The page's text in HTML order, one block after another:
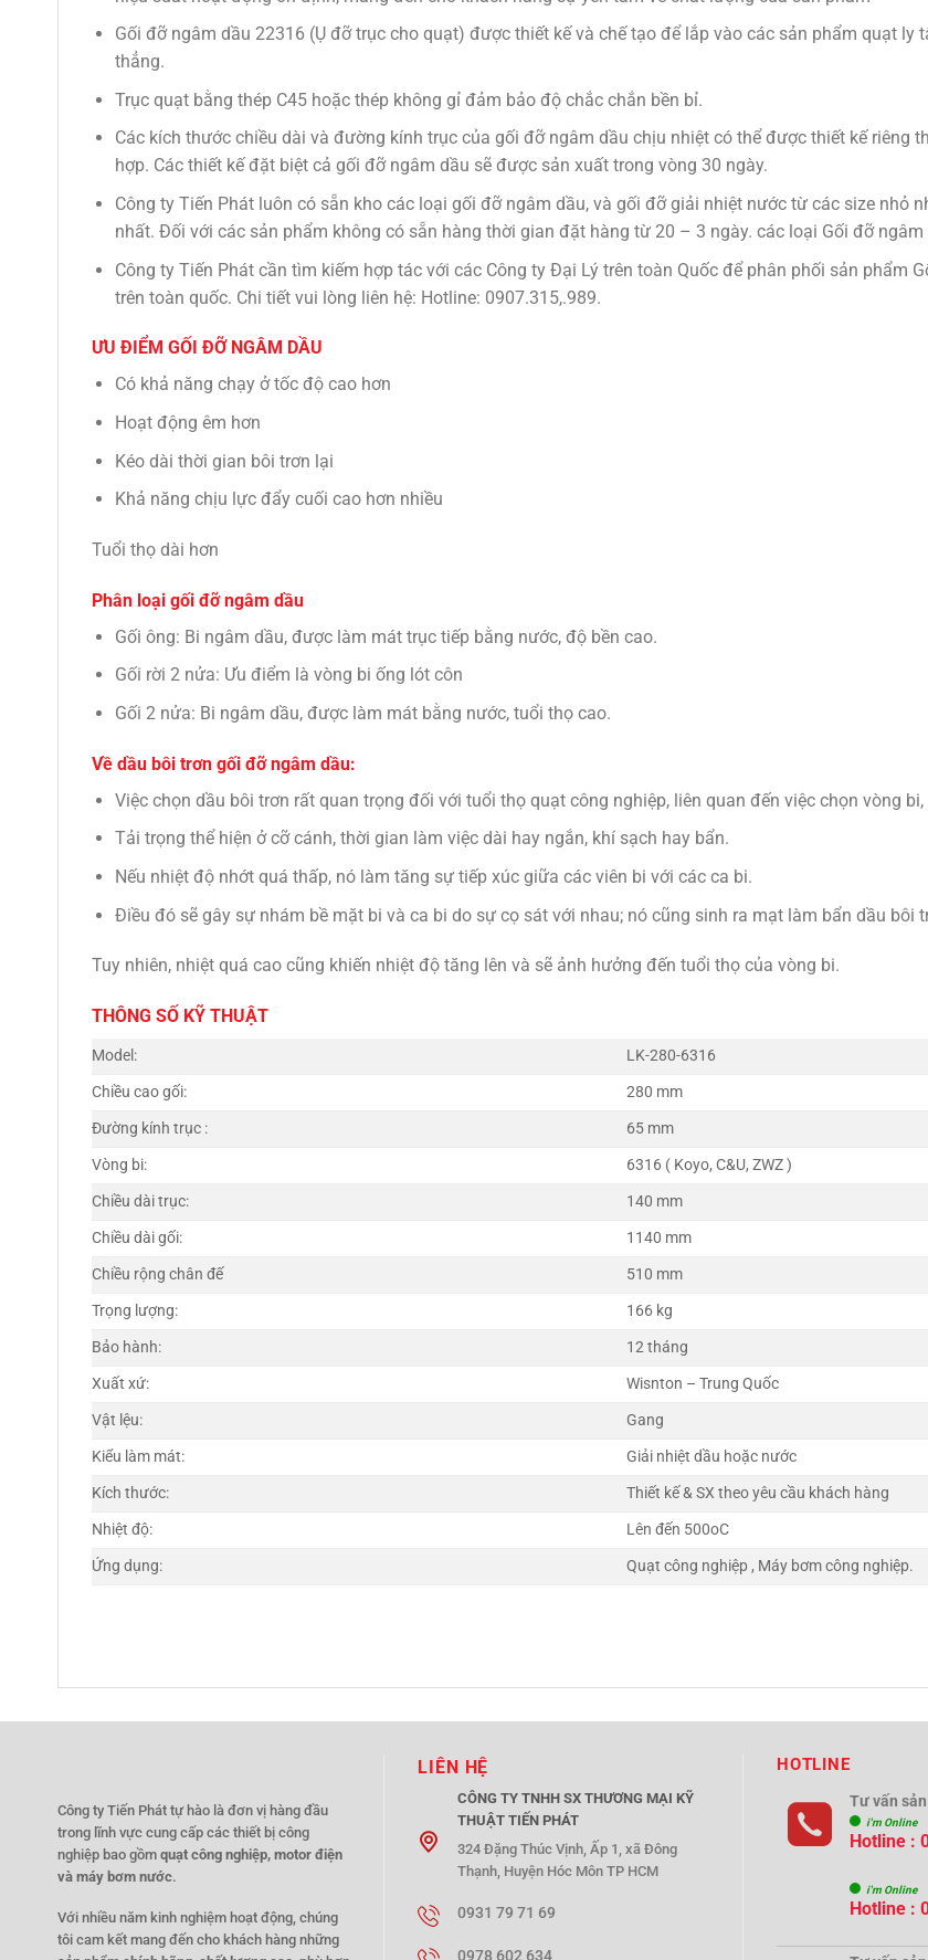
Gối đỡ ngâm dầu 22316 (Ụ đỡ trục cho quạt) được thiết kế và chế tạo để lắp vào các sản phẩm quạt
thẳng.
Trục quạt bằng thép C45 hoặc thép không gỉ đảm bảo độ chắc chắn bền bỉ.
Các kích thước chiều dài và đường kính trục của gối đỡ ngâm dầu chịu nhiệt có thể được thiết kế riêng
hợp. Các thiết kế đặt biệt cả gối đỡ ngâm dầu sẽ được sản xuất trong vòng 30 ngày.
Công ty Tiến Phát luôn có sẵn kho các loại gối đỡ ngâm dầu, và gối đỡ giải nhiệt nước từ các size nhỏ
nhất. Đối với các sản phẩm không có sẵn hàng thời gian đặt hàng từ 20 – 3 ngày. các loại Gối đỡ
Công ty Tiến Phát cần tìm kiếm hợp tác với các Công ty Đại Lý trên toàn Quốc để phân phối sản phẩm
trên toàn quốc. Chi tiết vui lòng liên hệ: Hotline: 0907.315,.989.
ƯU ĐIỂM GỐI ĐỠ NGÂM DẦU
Có khả năng chạy ở tốc độ cao hơn
Hoạt động êm hơn
Kéo dài thời gian bôi trơn lại
Khả năng chịu lực đẩy cuối cao hơn nhiều
Tuổi thọ dài hơn
Phân loại gối đỡ ngâm dầu
Gối ông: Bi ngâm dầu, được làm mát trục tiếp bằng nước, độ bền cao.
Gối rời 2 nửa: Ưu điểm là vòng bi ống lót côn
Gối 2 nửa: Bi ngâm dầu, được làm mát bằng nước, tuổi thọ cao.
Về dầu bôi trơn gối đỡ ngâm dầu:
Việc chọn dầu bôi trơn rất quan trọng đối với tuổi thọ quạt công nghiệp, liên quan đến việc chọn vòng
Tải trọng thể hiện ở cỡ cánh, thời gian làm việc dài hay ngắn, khí sạch hay bẩn.
Nếu nhiệt độ nhớt quá thấp, nó làm tăng sự tiếp xúc giữa các viên bi với các ca bi.
Điều đó sẽ gây sự nhám bề mặt bi và ca bi do sự cọ sát với nhau; nó cũng sinh ra mạt làm bẩn dầu bôi
Tuy nhiên, nhiệt quá cao cũng khiến nhiệt độ tăng lên và sẽ ảnh hưởng đến tuổi thọ của vòng bi.
THÔNG SỐ KỸ THUẬT
Model:
LK-280-6316
Chiều cao gối:
280 mm
Đường kính trục :
65 mm
Vòng bi:
6316 ( Koyo, C&U, ZWZ )
Chiều dài trục:
140 mm
Chiều dài gối:
1140 mm
Chiều rộng chân đế
510 mm
Trọng lượng:
166 kg
Bảo hành:
12 tháng
Xuất xứ:
Wisnton – Trung Quốc
Vật lệu:
Gang
Kiểu làm mát:
Giải nhiệt dầu hoặc nước
Kích thước:
Thiết kế & SX theo yêu cầu khách hàng
Nhiệt độ:
Lên đến 500oC
Ứng dụng:
Quạt công nghiệp , Máy bơm công nghiệp.
Công ty Tiến Phát tự hào là đơn vị hàng đầu
trong lĩnh vực cung cấp các thiết bị công
nghiệp bao gồm quạt công nghiệp, motor điện
và máy bơm nước.
Với nhiều năm kinh nghiệm hoạt động, chúng
tôi cam kết mang đến cho khách hàng những
LIÊN HỆ
CÔNG TY TNHH SX THƯƠNG MẠI KỸ
THUẬT TIẾN PHÁT
324 Đặng Thúc Vịnh, Ấp 1, xã Đông
Thạnh, Huyện Hóc Môn TP HCM
0931 79 71 69
0978 602 634
HOTLINE
Tư vấn
i'm Online
Hotline :
i'm Online
Hotline :